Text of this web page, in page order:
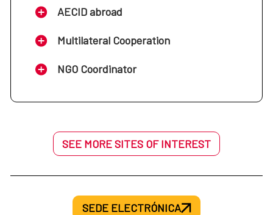
AECID abroad
Multilateral Cooperation
NGO Coordinator
SEE MORE SITES OF INTEREST
SEDE ELECTRÓNICA